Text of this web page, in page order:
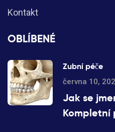
Kontakt
OBLÍBENÉ
Zubní péče
června 10,
Jak se
Kompletní